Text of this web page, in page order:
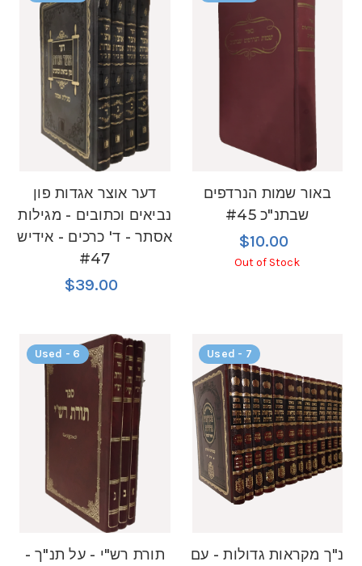
דער אוצר אגדות פון
נביאים וכתובים - מגילות
אסתר - ד' כרכים - אידיש
#47
$39.00
באור שמות הנרדפים
שבתנ"כ #45
$10.00
Out of Stock
Used - 6
תורת רש"י - על תנ"ך -
Used - 7
נ"ך מקראות גדולות - עם